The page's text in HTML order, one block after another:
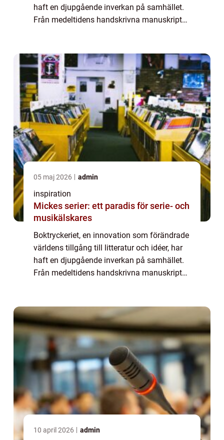
haft en djupgående inverkan på samhället.
Från medeltidens handskrivna manuskript
05 maj 2026 admin
inspiration
Mickes serier: ett paradis för serie- och
musikälskares
Boktryckeriet, en innovation som förändrade
världens tillgång till litteratur och idéer, har
haft en djupgående inverkan på samhället.
Från medeltidens handskrivna manuskript
10 april 2026 admin